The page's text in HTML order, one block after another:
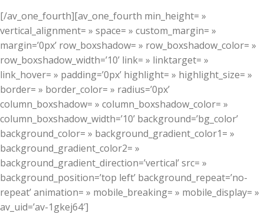
[/av_one_fourth][av_one_fourth min_height= »
vertical_alignment= » space= » custom_margin= »
margin=’0px’ row_boxshadow= » row_boxshadow_color= »
row_boxshadow_width=’10’ link= » linktarget= »
link_hover= » padding=’0px’ highlight= » highlight_size= »
border= » border_color= » radius=’0px’
column_boxshadow= » column_boxshadow_color= »
column_boxshadow_width=’10’ background=’bg_color’
background_color= » background_gradient_color1= »
background_gradient_color2= »
background_gradient_direction=’vertical’ src= »
background_position=’top left’ background_repeat=’no-
repeat’ animation= » mobile_breaking= » mobile_display= »
av_uid=’av-1gkej64′]